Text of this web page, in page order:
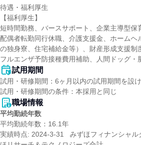
待遇・福利厚生
【福利厚生】
短時間勤務、バースサポート、企業主導型保
配偶者転勤同行休職、介護支援金、ホーム
の独身寮、住宅補給金等）、財産形成支援
フルエンザ予防接種費用補助、人間ドッグ
試用期間
試用・研修期間：6ヶ月以内の試用期間を設
職場情報
平均勤続年数
平均勤続年数：16.1年
実績時点: 2024-3-31   みずほフィナンシャ